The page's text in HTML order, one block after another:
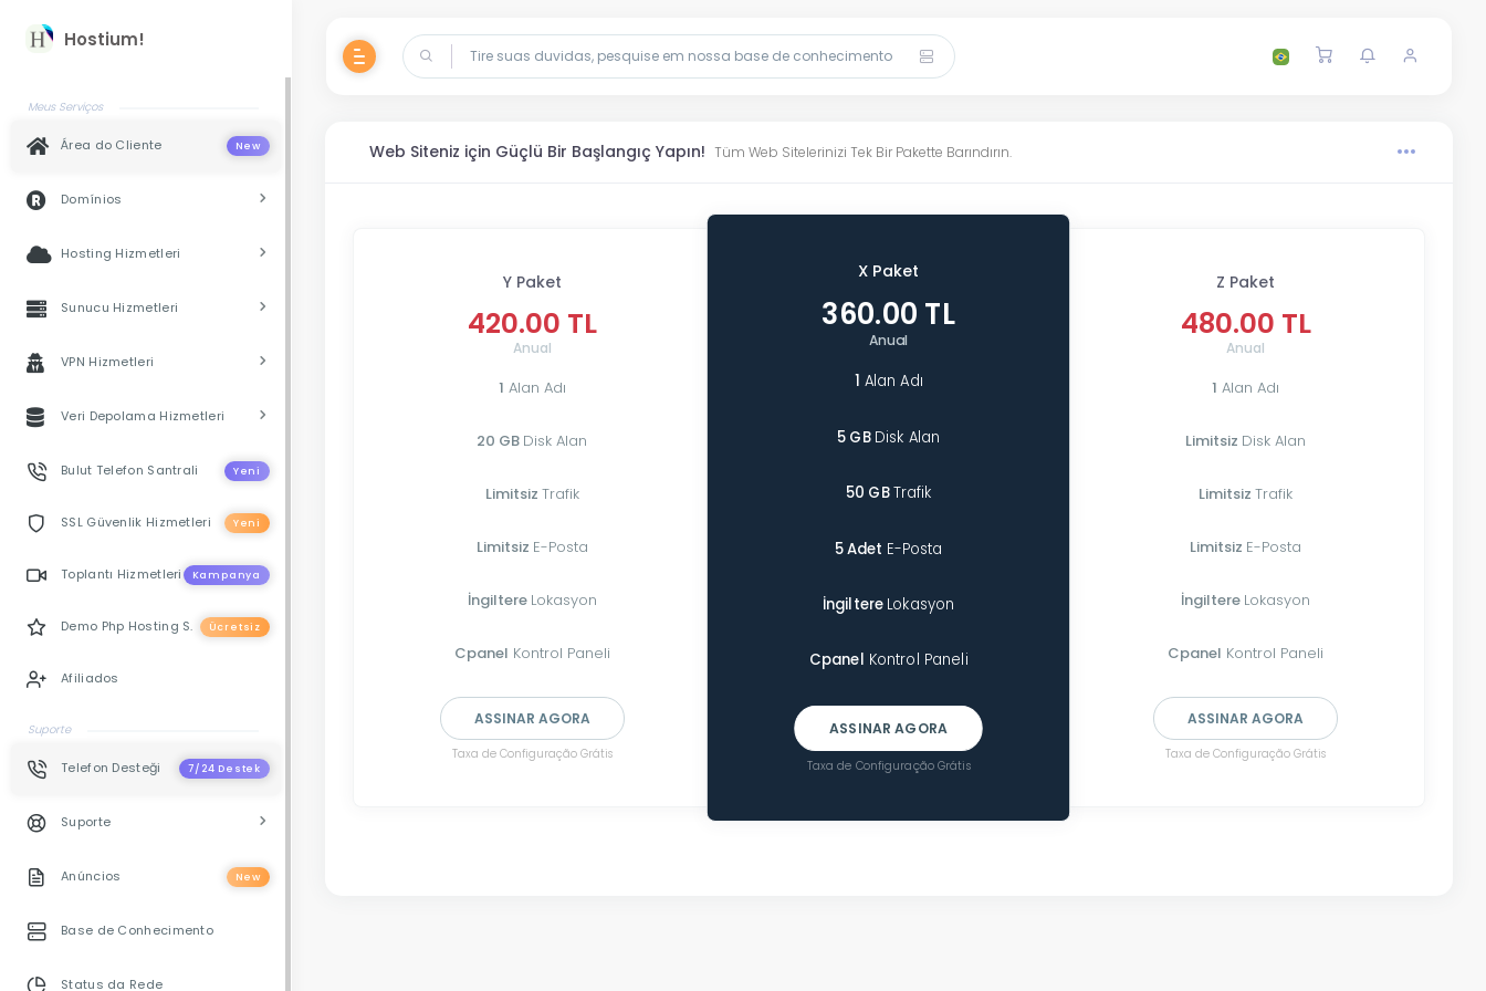
Hostium!
Meus Serviços
Área do Cliente New
Domínios
Hosting Hizmetleri
Sunucu Hizmetleri
VPN Hizmetleri
Veri Depolama Hizmetleri
Bulut Telefon Santrali Yeni
SSL Güvenlik Hizmetleri Yeni
Toplantı Hizmetleri Kampanya
Demo Php Hosting S. Ücretsiz
Afiliados
Suporte
Telefon Desteği 7/24 Destek
Suporte
Anúncios New
Base de Conhecimento
Status da Rede
Web Siteniz için Güçlü Bir Başlangıç Yapın! Tüm Web Sitelerinizi Tek Bir Pakette Barındırın.
Y Paket
420.00 TL
Anual
1 Alan Adı
20 GB Disk Alan
Limitsiz Trafik
Limitsiz E-Posta
İngiltere Lokasyon
Cpanel Kontrol Paneli
ASSINAR AGORA
Taxa de Configuração Grátis
X Paket
360.00 TL
Anual
1 Alan Adı
5 GB Disk Alan
50 GBTrafik
5 Adet E-Posta
İngiltere Lokasyon
Cpanel Kontrol Paneli
ASSINAR AGORA
Taxa de Configuração Grátis
Z Paket
480.00 TL
Anual
1 Alan Adı
Limitsiz Disk Alan
LimitsizTrafik
Limitsiz E-Posta
İngiltere Lokasyon
Cpanel Kontrol Paneli
ASSINAR AGORA
Taxa de Configuração Grátis